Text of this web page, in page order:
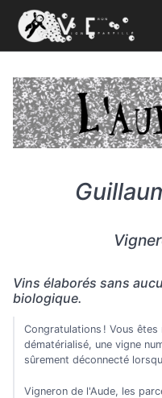
Vins élaborés sans
biologique.
Congratulations ! Vous
dématérialisé, une vigne
sûrement déconnecté
Vigneron de l'Aude, les